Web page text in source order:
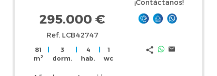
295.000 €
Ref. LCB42747
81
m2
3
dorm.
4
hab.
1
wc
¡Contáctanos!